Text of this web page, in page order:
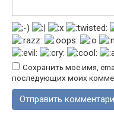
Сохранить моё имя,
последующих моих